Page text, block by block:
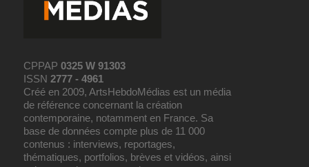
CPPAP0325 W 91303
ISSN2777 - 4961
Créé en 2009, ArtsHebdoMédias est un média
de référence concernant la création
contemporaine, notamment en France. Sa
base de données compte plus de 11 000
contenus : interviews, reportages,
thématiques, portfolios, brèves et vidéos, ainsi